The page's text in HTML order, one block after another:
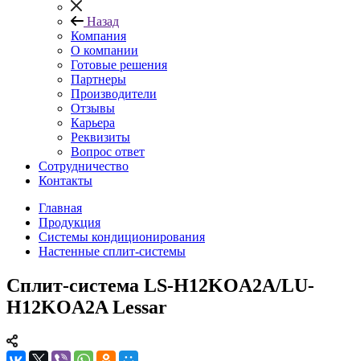
Назад
Компания
О компании
Готовые решения
Партнеры
Производители
Отзывы
Карьера
Реквизиты
Вопрос ответ
Сотрудничество
Контакты
Главная
Продукция
Системы кондиционирования
Настенные сплит-системы
Сплит-система LS-H12KOA2A/LU-
H12KOA2A Lessar